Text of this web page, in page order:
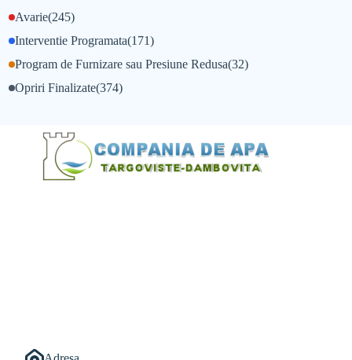
Avarie(245)
Interventie Programata(171)
Opriri Finalizate(374)
Program de Furnizare sau Presiune Redusa(32)